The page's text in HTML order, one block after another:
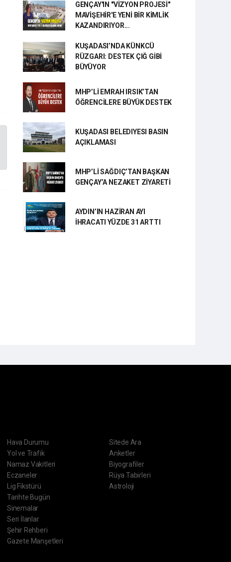
GENÇAY'IN "VİZYON PROJESİ"
MAVİŞEHİR'E YENİ BİR KİMLİK
KAZANDIRIYOR...
KUŞADASI’NDA KÜNKCÜ
RÜZGARI: DESTEK ÇIĞ GİBİ
BÜYÜYOR
MHP’Lİ EMRAH IRSIK’TAN
ÖĞRENCİLERE BÜYÜK DESTEK
KUŞADASI BELEDIYESI BASIN
AÇIKLAMASI
MHP’Lİ SAĞDIÇ’TAN BAŞKAN
GENÇAY’A NEZAKET ZİYARETİ
AYDIN’IN HAZİRAN AYI
İHRACATI YÜZDE 31 ARTTI
Hava Durumu
Yol ve Trafik
Namaz Vakitleri
Eczaneler
Lig Fikstürü
Tarihte Bugün
Sinemalar
Seri İlanlar
Şehir Rehberi
Gazete Manşetleri
Sitede Ara
Anketler
Biyografiler
Rüya Tabirleri
Astroloji